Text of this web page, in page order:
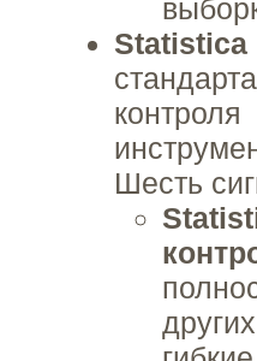
Шесть